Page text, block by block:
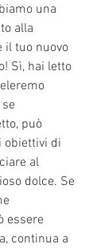
una
alla
il tuo nuovo
Sì, hai letto
può
obiettivi di
al
dolce. Se
essere
continua a